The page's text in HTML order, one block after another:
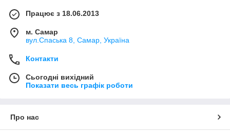
Працює з 18.06.2013
м. Самар
вул.Спаська 8, Самар, Україна
Контакти
Сьогодні вихідний
Показати весь графік роботи
Про нас